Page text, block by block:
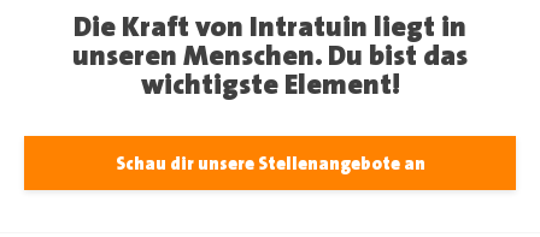
Die Kraft von Intratuin liegt in
unseren Menschen. Du bist das
wichtigste Element!
Schau dir unsere Stellenangebote an